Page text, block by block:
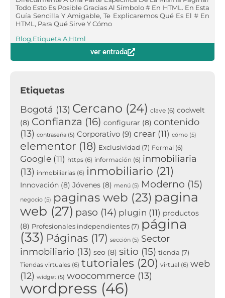
Todo Esto Es Posible Gracias Al Símbolo # En HTML. En Esta
Guía Sencilla Y Amigable, Te Explicaremos Qué Es El # En
HTML, Para Qué Sirve Y Cómo
Blog,Etiqueta A,Html
ver entrada
Etiquetas
Bogotá (13) Cercano (24) clave (6) codwelt
(8) Confianza (16) configurar (8) contenido
(13) contraseña (5) Corporativo (9) crear (11) cómo (5)
elementor (18) Exclusividad (7) Formal (6)
Google (11) https (6) información (6) inmobiliaria
(13) inmobiliarias (6) inmobiliario (21)
Innovación (8) Jóvenes (8) menú (5) Moderno (15)
negocio (5) paginas web (23) pagina
web (27) paso (14) plugin (11) productos
(8) Profesionales independientes (7) página
(33) Páginas (17) sección (5) Sector
inmobiliario (13) seo (8) sitio (15) tienda (7)
Tiendas virtuales (6) tutoriales (20) virtual (6) web
(12) widget (5) woocommerce (13)
wordpress (46)